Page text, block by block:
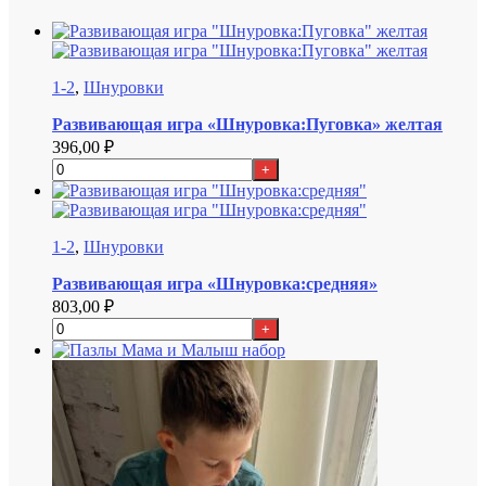
1-2, Шнуровки
Развивающая игра «Шнуровка:Пуговка» желтая
396,00 ₽
+
1-2, Шнуровки
Развивающая игра «Шнуровка:средняя»
803,00 ₽
+